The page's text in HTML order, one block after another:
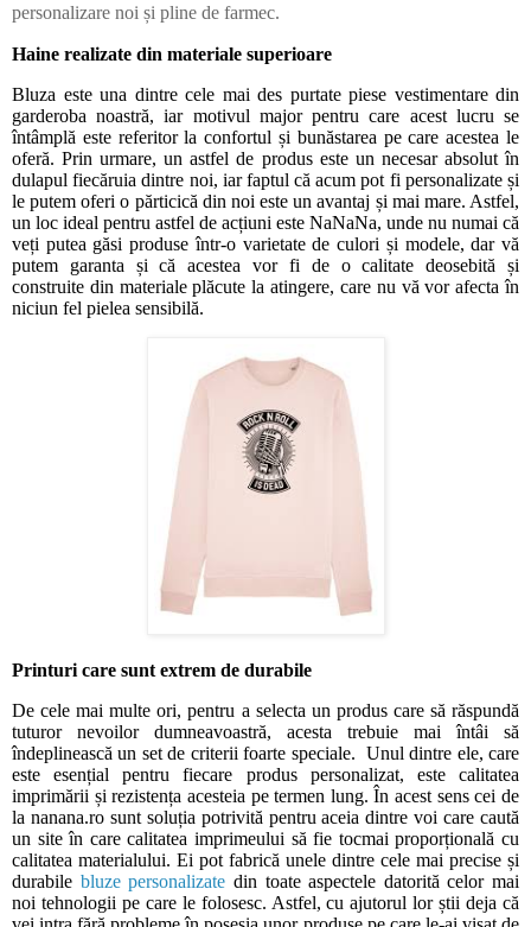
personalizare noi și pline de farmec.
Haine realizate din materiale superioare
Bluza este una dintre cele mai des purtate piese vestimentare din
garderoba noastră, iar motivul major pentru care acest lucru se
întâmplă este referitor la confortul și bunăstarea pe care acestea le
oferă. Prin urmare, un astfel de produs este un necesar absolut în
dulapul fiecăruia dintre noi, iar faptul că acum pot fi personalizate și
le putem oferi o părticică din noi este un avantaj și mai mare. Astfel,
un loc ideal pentru astfel de acțiuni este NaNaNa, unde nu numai că
veți putea găsi produse într-o varietate de culori și modele, dar vă
putem garanta și că acestea vor fi de o calitate deosebită și
construite din materiale plăcute la atingere, care nu vă vor afecta în
niciun fel pielea sensibilă.
Printuri care sunt extrem de durabile
De cele mai multe ori, pentru a selecta un produs care să răspundă
tuturor nevoilor dumneavoastră, acesta trebuie mai întâi să
îndeplinească un set de criterii foarte speciale. Unul dintre ele, care
este esențial pentru fiecare produs personalizat, este calitatea
imprimării și rezistența acesteia pe termen lung. În acest sens cei de
la nanana.ro sunt soluția potrivită pentru aceia dintre voi care caută
un site în care calitatea imprimeului să fie tocmai proporțională cu
calitatea materialului. Ei pot fabrică unele dintre cele mai precise și
durabile bluze personalizate din toate aspectele datorită celor mai
noi tehnologii pe care le folosesc. Astfel, cu ajutorul lor știi deja că